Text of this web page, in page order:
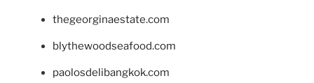
thegeorginaestate.com
blythewoodseafood.com
paolosdelibangkok.com